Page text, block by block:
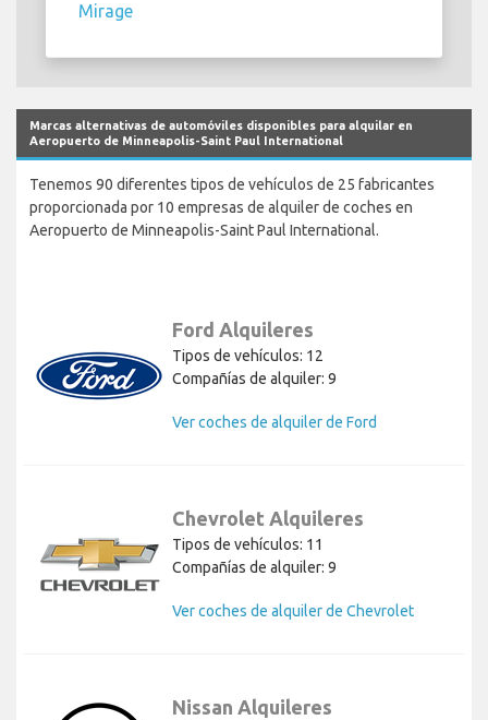
Mirage
Marcas alternativas de automóviles disponibles para alquilar en
Aeropuerto de Minneapolis-Saint Paul International
Tenemos 90 diferentes tipos de vehículos de 25 fabricantes
proporcionada por 10 empresas de alquiler de coches en
Aeropuerto de Minneapolis-Saint Paul International.
Ford Alquileres
Tipos de vehículos: 12
Compañías de alquiler: 9
Ver coches de alquiler de Ford
Chevrolet Alquileres
Tipos de vehículos: 11
Compañías de alquiler: 9
Ver coches de alquiler de Chevrolet
Nissan Alquileres